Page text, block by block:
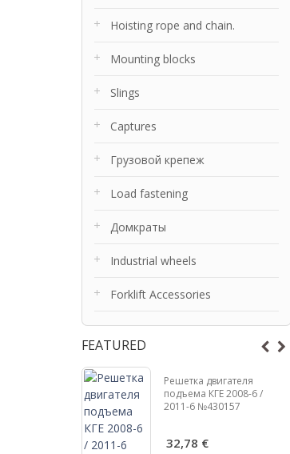
Hoisting rope and chain.
Mounting blocks
Slings
Captures
Грузовой крепеж
Load fastening
Домкраты
Industrial wheels
Forklift Accessories
FEATURED
Решетка двигателя
подъема КГЕ 2008-6 /
2011-6 №430157
32,78 €